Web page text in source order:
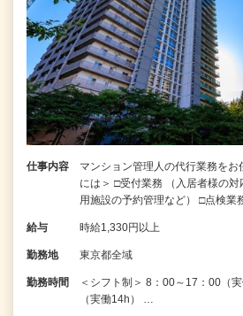
仕事内容
マンション管理人の代行業務を
には＞ □受付業務 （入居者様の
用施設の予約管理など） □点検業
給与 時給1,330円以上
勤務地 東京都全域
勤務時間
＜シフト制＞ 8：00～17：00（
（実働14h） …